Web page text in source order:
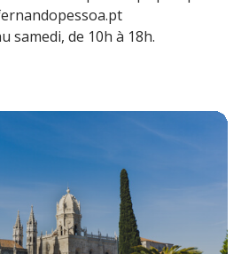
samedi, de 10h à 18h.